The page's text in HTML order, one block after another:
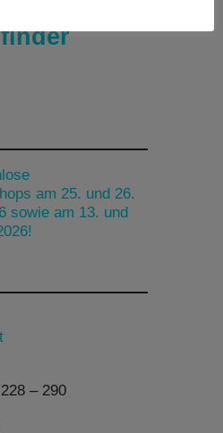
am 25. und 26.
sowie am 13. und
– 290